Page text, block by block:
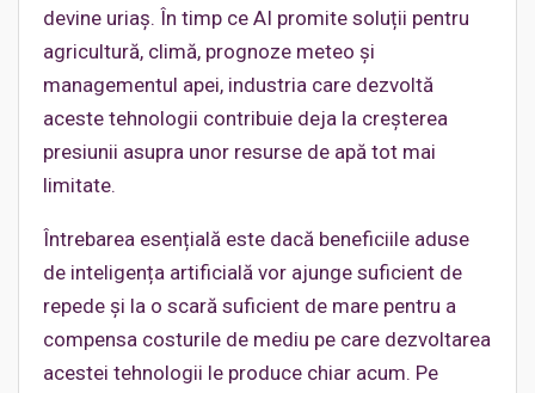
devine uriaș. În timp ce AI promite soluții pentru
agricultură, climă, prognoze meteo și
managementul apei, industria care dezvoltă
aceste tehnologii contribuie deja la creșterea
presiunii asupra unor resurse de apă tot mai
limitate.
Întrebarea esențială este dacă beneficiile aduse
de inteligența artificială vor ajunge suficient de
repede și la o scară suficient de mare pentru a
compensa costurile de mediu pe care dezvoltarea
acestei tehnologii le produce chiar acum. Pe